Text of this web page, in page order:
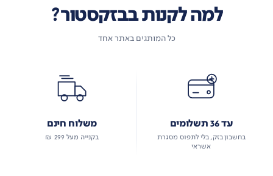
למה לקנות בבזקסטור?
כל המותגים באתר אחד
עד 36 תשלומים
בחשבון בזק, בלי לתפוס מסגרת
אשראי
משלוח חינם
בקנייה מעל 299 ₪